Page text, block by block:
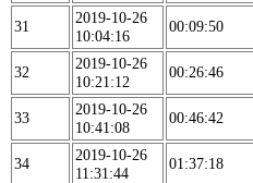
31
2019-10-26
10:04:16
00:09:50
32
2019-10-26
10:21:12
00:26:46
33
2019-10-26
10:41:08
00:46:42
34
2019-10-26
11:31:44
01:37:18